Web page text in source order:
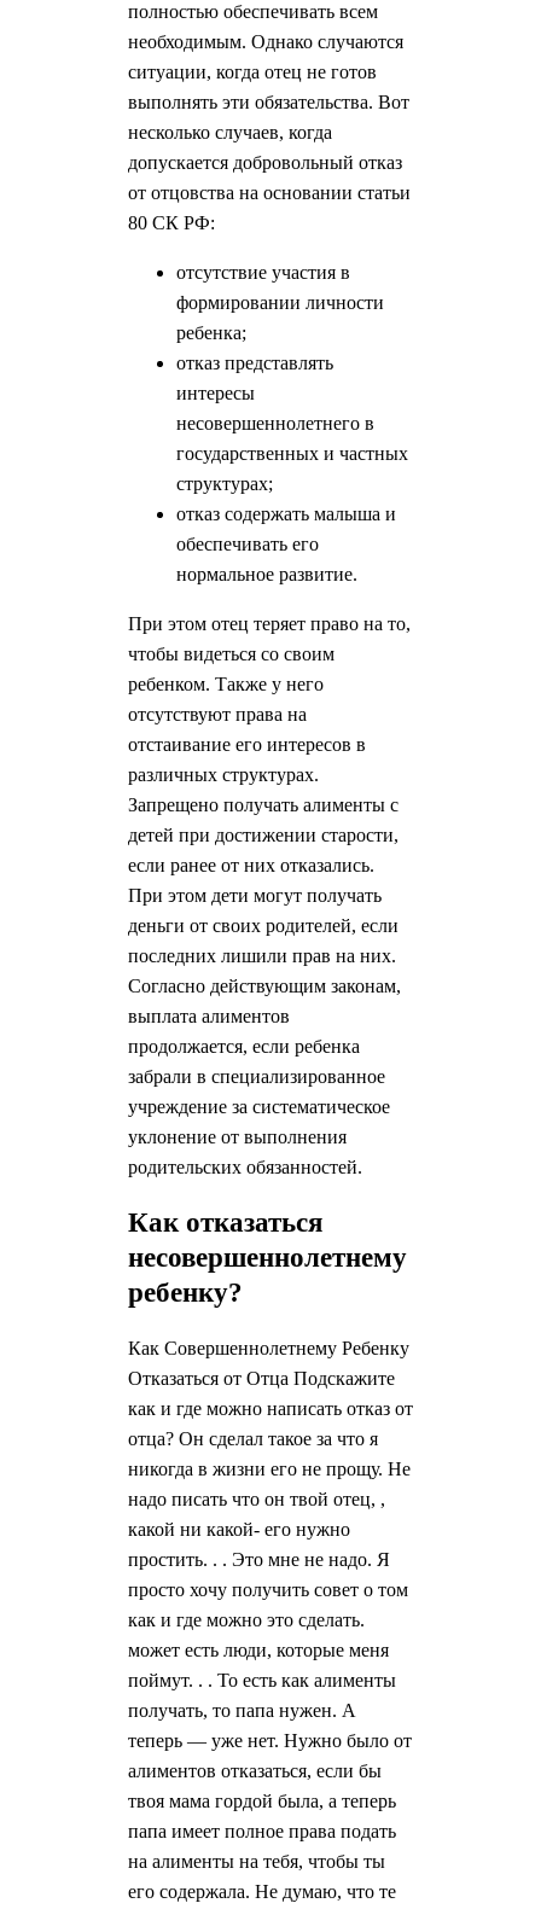
полностью обеспечивать всем
необходимым. Однако случаются
ситуации, когда отец не готов
выполнять эти обязательства. Вот
несколько случаев, когда
допускается добровольный отказ
от отцовства на основании статьи
80 СК РФ:
отсутствие участия в
формировании личности
ребенка;
отказ представлять
интересы
несовершеннолетнего в
государственных и частных
структурах;
отказ содержать малыша и
обеспечивать его
нормальное развитие.
При этом отец теряет право на то,
чтобы видеться со своим
ребенком. Также у него
отсутствуют права на
отстаивание его интересов в
различных структурах.
Запрещено получать алименты с
детей при достижении старости,
если ранее от них отказались.
При этом дети могут получать
деньги от своих родителей, если
последних лишили прав на них.
Согласно действующим законам,
выплата алиментов
продолжается, если ребенка
забрали в специализированное
учреждение за систематическое
уклонение от выполнения
родительских обязанностей.
Как отказаться
несовершеннолетнему
ребенку?
Как Совершеннолетнему Ребенку
Отказаться от Отца Подскажите
как и где можно написать отказ от
отца? Он сделал такое за что я
никогда в жизни его не прощу. Не
надо писать что он твой отец, ,
какой ни какой- его нужно
простить. . . Это мне не надо. Я
просто хочу получить совет о том
как и где можно это сделать.
может есть люди, которые меня
поймут. . . То есть как алименты
получать, то папа нужен. А
теперь — уже нет. Нужно было от
алиментов отказаться, если бы
твоя мама гордой была, а теперь
папа имеет полное права подать
на алименты на тебя, чтобы ты
его содержала. Не думаю, что те